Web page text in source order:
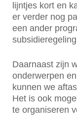
lijntjes kort en
er verder nog
een ander
Daarnaast zijn
onderwerpen
kunnen we
Het is ook
te organiseren